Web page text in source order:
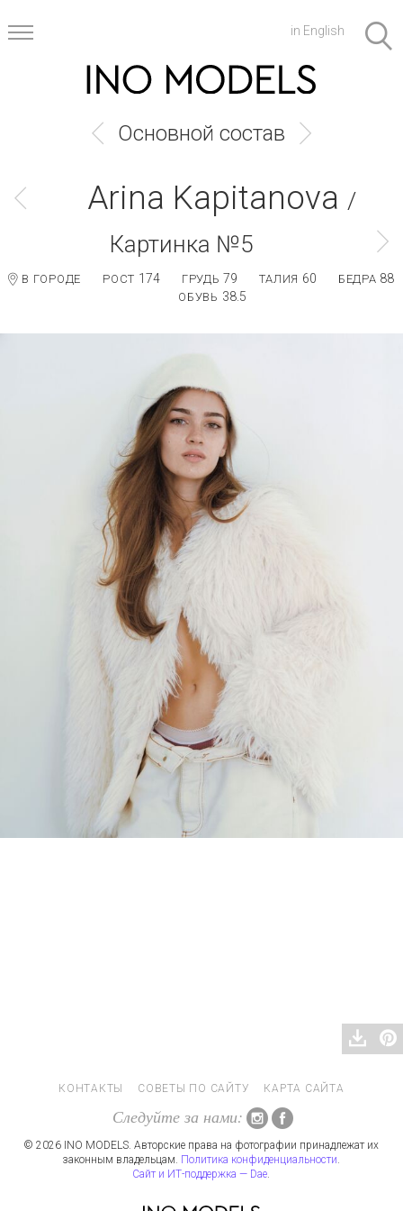
in English
Основной состав
Arina Kapitanova /
Картинка №5
В ГОРОДЕ РОСТ 174 ГРУДЬ 79 ТАЛИЯ 60 БЕДРА 88
ОБУВЬ 38.5
КОНТАКТЫ СОВЕТЫ ПО САЙТУ КАРТА САЙТА
Следуйте за нами:
© 2026 INO MODELS. Авторские права на фотографии принадлежат их
законным владельцам. Политика конфиденциальности.
Сайт и ИТ-поддержка — Dae.